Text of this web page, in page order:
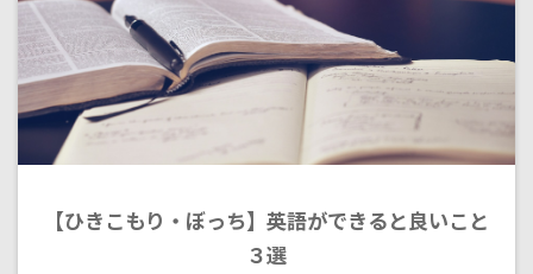
【ひきこもり・ぼっち】英語ができると良いこと
３選